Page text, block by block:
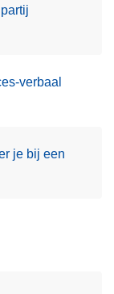
verbaal
je bij een